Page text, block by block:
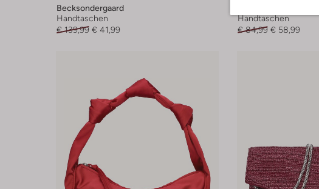
Becksondergaard
Handtaschen
€ 139,99 € 41,99
Handtaschen
€ 84,99 € 58,99